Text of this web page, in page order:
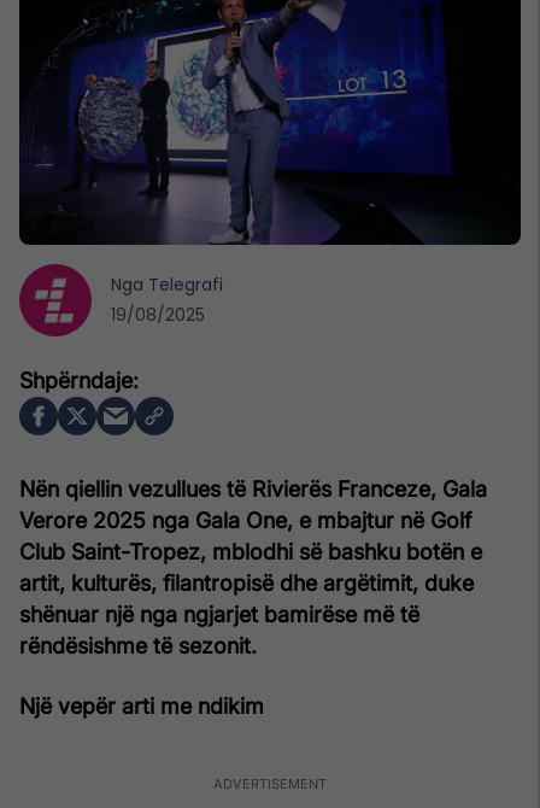
Nën qiellin vezullues të Rivierës Franceze, Gala
Verore 2025 nga Gala One, e mbajtur në Golf
Club Saint-Tropez, mblodhi së bashku botën e
artit, kulturës, filantropisë dhe argëtimit, duke
shënuar një nga ngjarjet bamirëse më të
rëndësishme të sezonit.
Një vepër arti me ndikim
Nga Telegrafi
19/08/2025